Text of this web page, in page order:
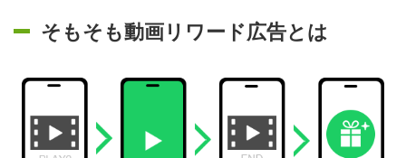
そもそも動画リワード広告とは